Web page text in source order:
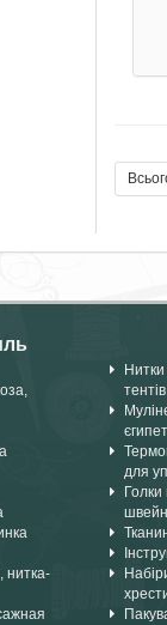
нитка-
Нитки
для